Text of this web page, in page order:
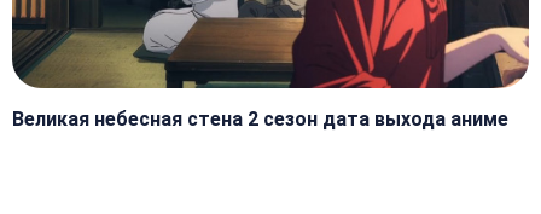
Великая небесная стена 2 сезон дата выхода аниме